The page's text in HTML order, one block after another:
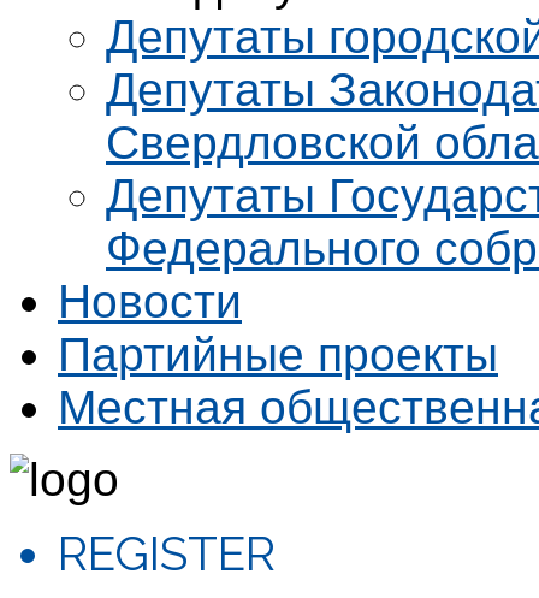
Депутаты
Депутаты
Свердловской
Депутаты
Федерального
Новости
Партийные проекты
Местная
REGISTER